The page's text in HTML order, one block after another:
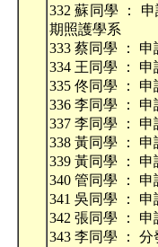
332 蘇同學 ：
期照護學系
333 蔡同學 ：
334 王同學 ：
335 佟同學 ：
336 李同學 ：
337 李同學 ：
338 黃同學 ：
339 黃同學 ：
340 管同學 ：
341 吳同學 ：
342 張同學 ：
343 李同學 ：